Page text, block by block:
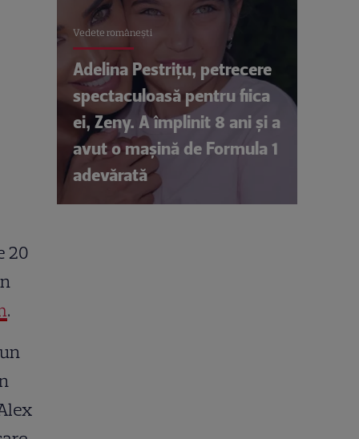
20
.
Vedete româneşti
Adelina Pestrițu, petrecere
spectaculoasă pentru fiica
ei, Zeny. A împlinit 8 ani și a
avut o mașină de Formula 1
adevărată